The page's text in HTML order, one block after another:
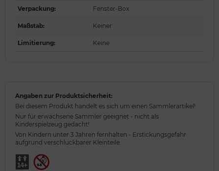
Verpackung: Fenster-Box
Maßstab: Keiner
Limitierung: Keine
Angaben zur Produktsicherheit:
Bei diesem Produkt handelt es sich um einen Sammlerartikel!
Nur für erwachsene Sammler geeignet - nicht als
Kinderspielzeug gedacht!
Von Kindern unter 3 Jahren fernhalten - Erstickungsgefahr
aufgrund verschluckbarer Kleinteile.